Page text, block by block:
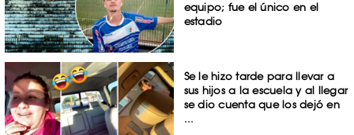
equipo; fue el único en el
estadio
Se le hizo tarde para llevar a
sus hijos a la escuela y al llegar
se dio cuenta que los dejó en
...